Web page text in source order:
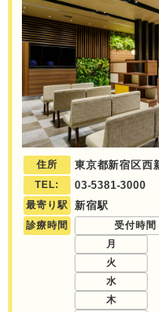
住所 東京都新宿区西
TEL: 03-5381-3000
最寄り駅 新宿駅
診療時間
受付時間
月
火
水
木